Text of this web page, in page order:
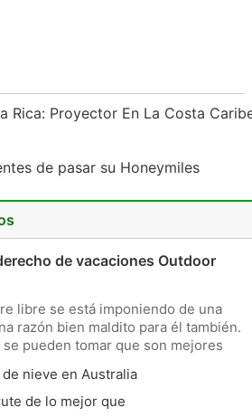
Rica: Proyector En La Costa
de pasar su Honeymiles
de vacaciones Outdoor
libre se está imponiendo de una
razón bien maldito para él también.
pueden tomar que son mejores
el turismo de aventura que tiene una
nieve en Australia
de lo mejor que